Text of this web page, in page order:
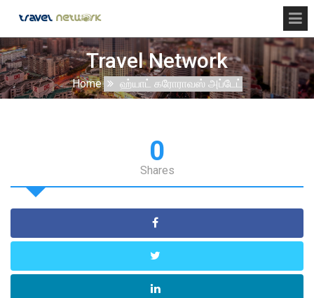
Travel Network
Home ஹ்யாட் கரோராவஸ் அப்டேட்
0
Shares